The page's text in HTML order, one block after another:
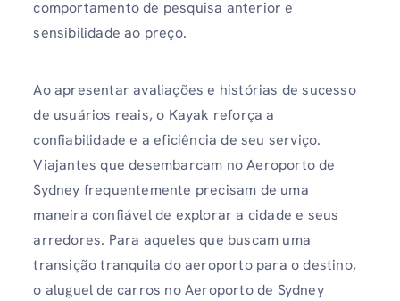
comportamento de pesquisa anterior e
sensibilidade ao preço.
Ao apresentar avaliações e histórias de sucesso
de usuários reais, o Kayak reforça a
confiabilidade e a eficiência de seu serviço.
Viajantes que desembarcam no Aeroporto de
Sydney frequentemente precisam de uma
maneira confiável de explorar a cidade e seus
arredores. Para aqueles que buscam uma
transição tranquila do aeroporto para o destino,
o aluguel de carros no Aeroporto de Sydney